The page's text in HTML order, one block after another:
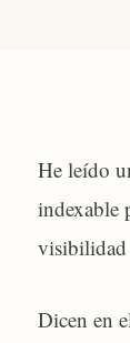
He leído
indexable
Dicen en